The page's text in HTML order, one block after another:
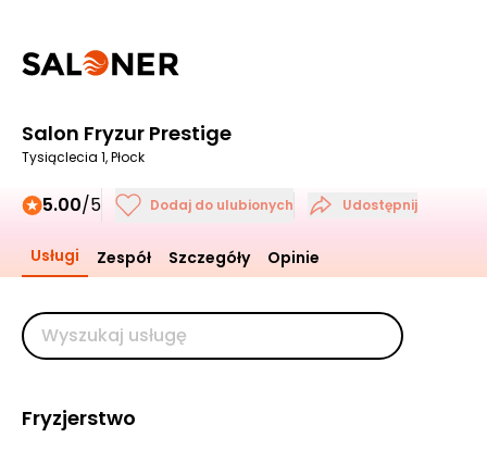
Salon Fryzur Prestige
Tysiąclecia 1, Płock
5.00/5 Dodaj do ulubionych Udostępnij
Usługi Zespół Szczegóły Opinie
Fryzjerstwo